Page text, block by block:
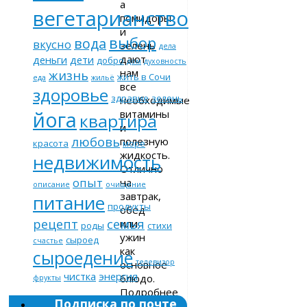
а
помидоры
и
зелень
дают
нам
все
необходимые
витамины
и
полезную
жидкость.
Отлично
на
завтрак,
обед
или
ужин
как
основное
блюдо.
Подробнее
вегетарианство
вкусно вода выбор дела
деньги дети добро дом духовность
еда жизнь жильё жить в Сочи
здоровье здравие зелень
йога квартира
красота любовь море
недвижимость
описание опыт очищение
питание продукты
рецепт роды семья стихи
счастье сыроед
сыроедение телевизор
фрукты чистка энергия
Подписка по почте